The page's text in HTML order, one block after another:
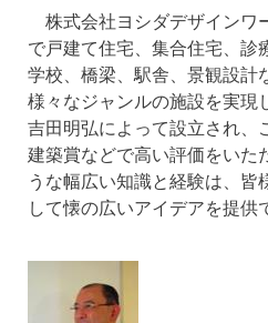
株式会社ヨシダデザインワ
で戸建て住宅、集合住宅、診
学校、橋梁、駅舎、景観設計
様々なジャンルの施設を実現
吉田明弘によって設立され、
建築賞などで高い評価をいた
うな幅広い知識と経験は、皆
して懐の広いアイデアを提供